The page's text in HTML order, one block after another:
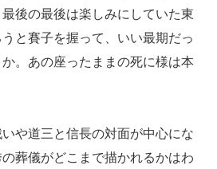
後の最後は楽しみにしていた東
と賽子を握って、いい最期だっ
。あの座ったままの死に様は本
や道三と信長の対面が中心にな
葬儀がどこまで描かれるかはわ